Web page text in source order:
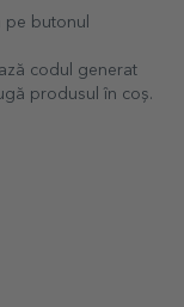
pe butonul
codul generat
produsul în coș.